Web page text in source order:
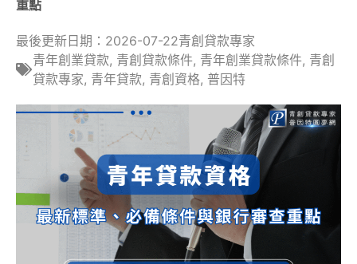
重點
最後更新日期：2026-07-22青創貸款專家
青年創業貸款, 青創貸款條件, 青年創業貸款條件, 青創
貸款專家, 青年貸款, 青創資格, 普因特